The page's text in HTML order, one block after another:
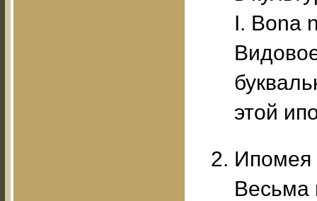
I. Bona
этой
Ипомея
Весьма